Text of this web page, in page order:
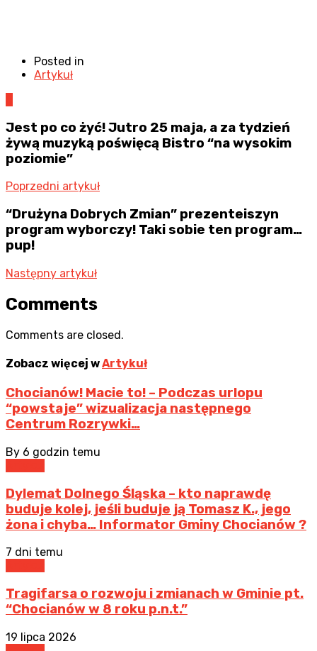
Posted in
Artykuł
Jest po co żyć! Jutro 25 maja, a za tydzień
żywą muzyką poświęcą Bistro “na wysokim
poziomie”
Poprzedni artykuł
“Drużyna Dobrych Zmian” prezenteiszyn
program wyborczy! Taki sobie ten program…
pup!
Następny artykuł
Comments
Comments are closed.
Zobacz więcej wArtykuł
Chocianów! Macie to! – Podczas urlopu
“powstaje” wizualizacja następnego
Centrum Rozrywki…
By 6 godzin temu
Dylemat Dolnego Śląska – kto naprawdę
buduje kolej, jeśli buduje ją Tomasz K., jego
żona i chyba… Informator Gminy Chocianów ?
7 dni temu
Tragifarsa o rozwoju i zmianach w Gminie pt.
“Chocianów w 8 roku p.n.t.”
19 lipca 2026